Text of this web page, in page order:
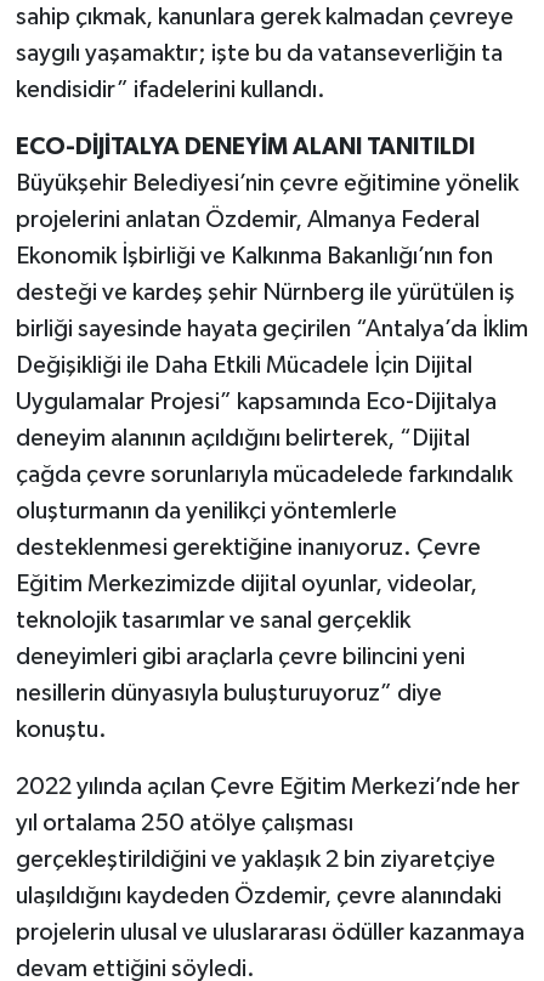
sahip çıkmak, kanunlara gerek kalmadan çevreye
saygılı yaşamaktır; işte bu da vatanseverliğin ta
kendisidir” ifadelerini kullandı.
ECO-DİJİTALYA DENEYİM ALANI TANITILDI
Büyükşehir Belediyesi’nin çevre eğitimine yönelik
projelerini anlatan Özdemir, Almanya Federal
Ekonomik İşbirliği ve Kalkınma Bakanlığı’nın fon
desteği ve kardeş şehir Nürnberg ile yürütülen iş
birliği sayesinde hayata geçirilen “Antalya’da İklim
Değişikliği ile Daha Etkili Mücadele İçin Dijital
Uygulamalar Projesi” kapsamında Eco-Dijitalya
deneyim alanının açıldığını belirterek, “Dijital
çağda çevre sorunlarıyla mücadelede farkındalık
oluşturmanın da yenilikçi yöntemlerle
desteklenmesi gerektiğine inanıyoruz. Çevre
Eğitim Merkezimizde dijital oyunlar, videolar,
teknolojik tasarımlar ve sanal gerçeklik
deneyimleri gibi araçlarla çevre bilincini yeni
nesillerin dünyasıyla buluşturuyoruz” diye
konuştu.
2022 yılında açılan Çevre Eğitim Merkezi’nde her
yıl ortalama 250 atölye çalışması
gerçekleştirildiğini ve yaklaşık 2 bin ziyaretçiye
ulaşıldığını kaydeden Özdemir, çevre alanındaki
projelerin ulusal ve uluslararası ödüller kazanmaya
devam ettiğini söyledi.